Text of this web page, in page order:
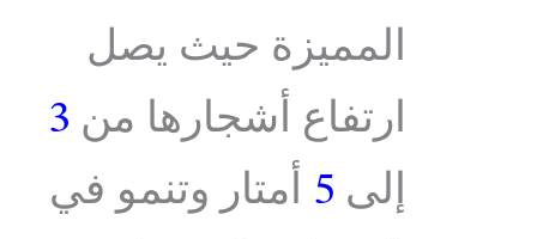
المميزة حيث يصل
ارتفاع أشجارها من 3
إلى 5 أمتار وتنمو في